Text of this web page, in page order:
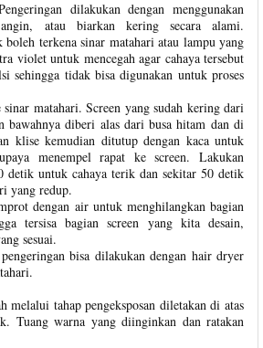
dilakukan dengan menggunakan
atau biarkan kering secara alami.
terkena sinar matahari atau lampu yang
violet untuk mencegah agar cahaya tersebut
sehingga tidak bisa digunakan untuk proses
sinar matahari. Screen yang sudah kering dari
bawahnya diberi alas dari busa hitam dan di
klise kemudian ditutup dengan kaca untuk
menempel rapat ke screen. Lakukan
detik untuk cahaya terik dan sekitar 50 detik
yang redup.
dengan air untuk menghilangkan bagian
tersisa bagian screen yang kita desain,
sesuai.
bisa dilakukan dengan hair dryer
melalui tahap pengeksposan diletakan di atas
Tuang warna yang diinginkan dan ratakan